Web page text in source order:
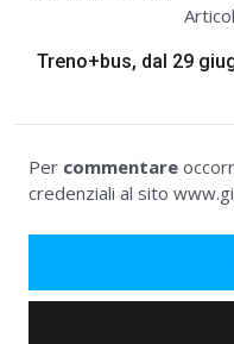
Treno+bus, dal 29
Per commentare
credenziali al sito